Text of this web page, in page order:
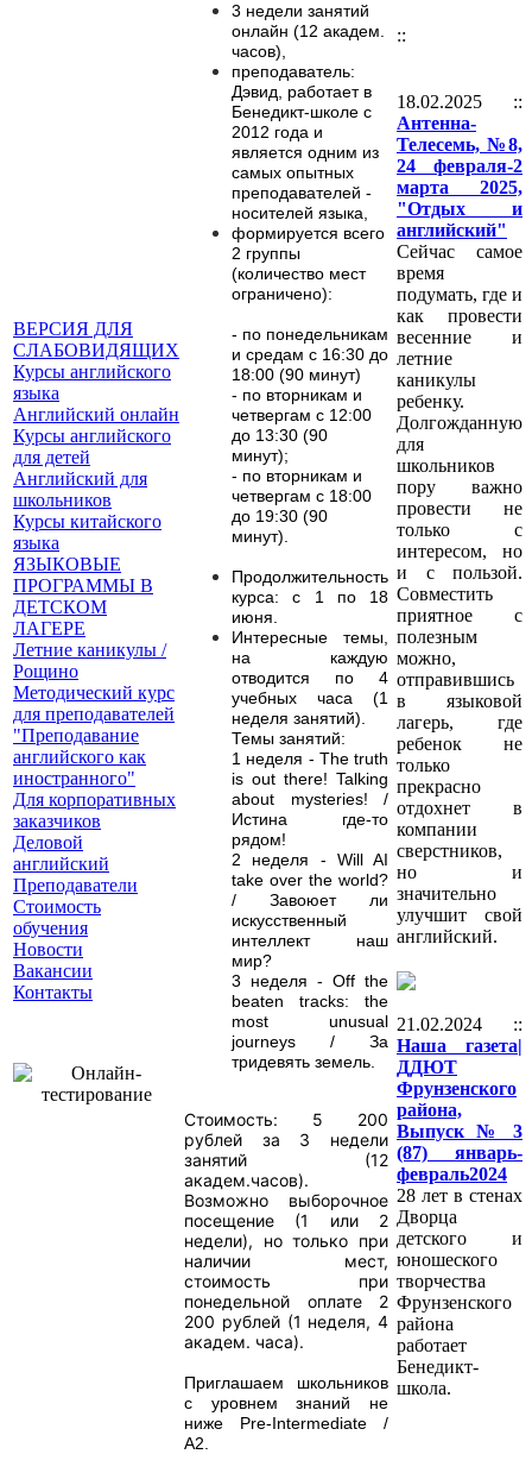
ВЕРСИЯ ДЛЯ
СЛАБОВИДЯЩИХ
Курсы английского
языка
Английский онлайн
Курсы английского
для детей
Английский для
школьников
Курсы китайского
языка
ЯЗЫКОВЫЕ
ПРОГРАММЫ В
ДЕТСКОМ
ЛАГЕРЕ
Летние каникулы /
Рощино
Методический курс
для преподавателей
"Преподавание
английского как
иностранного"
Для корпоративных
заказчиков
Деловой
английский
Преподаватели
Стоимость
обучения
Новости
Вакансии
Контакты
3 недели занятий
онлайн (12 академ.
часов),
преподаватель:
Дэвид, работает в
Бенедикт-школе с
2012 года и
является одним из
самых опытных
преподавателей -
носителей языка,
формируется всего
2 группы
(количество мест
ограничено):
- по понедельникам
и средам с 16:30 до
18:00 (90 минут)
- по вторникам и
четвергам с 12:00
до 13:30 (90
минут);
- по вторникам и
четвергам с 18:00
до 19:30 (90
минут).
Продолжительность
курса: с 1 по 18
июня.
Интересные темы,
на каждую
отводится по 4
учебных часа (1
неделя занятий).
Темы занятий:
1 неделя - The truth
is out there! Talking
about mysteries! /
Истина где-то
рядом!
2 неделя - Will AI
take over the world?
/ Завоюет ли
искусственный
интеллект наш
мир?
3 неделя - Off the
beaten tracks: the
most unusual
journeys / За
тридевять земель.
Стоимость: 5 200
рублей за 3 недели
занятий (12
академ.часов).
Возможно выборочное
посещение (1 или 2
недели), но только при
наличии мест,
стоимость при
понедельной оплате 2
200 рублей (1 неделя, 4
академ. часа).
Приглашаем школьников
с уровнем знаний не
ниже Pre-Intermediate /
A2.
::
18.02.2025 ::
Антенна-
Телесемь, №8,
24 февраля-2
марта 2025,
"Отдых и
английский"
Сейчас самое
время
подумать, где и
как провести
весенние и
летние
каникулы
ребенку.
Долгожданную
для
школьников
пору важно
провести не
только с
интересом, но
и с пользой.
Совместить
приятное с
полезным
можно,
отправившись
в языковой
лагерь, где
ребенок не
только
прекрасно
отдохнет в
компании
сверстников,
но и
значительно
улучшит свой
английский.
21.02.2024 ::
Наша газета|
ДДЮТ
Фрунзенского
района,
Выпуск № 3
(87) январь-
февраль2024
28 лет в стенах
Дворца
детского и
юношеского
творчества
Фрунзенского
района
работает
Бенедикт-
школа.